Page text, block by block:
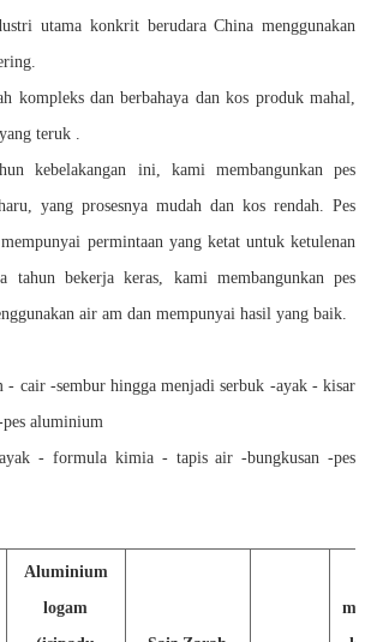
utama konkrit berudara China menggunakan
kompleks dan berbahaya dan kos produk mahal,
teruk .
kebelakangan ini, kami membangunkan pes
yang prosesnya mudah dan kos rendah. Pes
permintaan yang ketat untuk ketulenan
tahun bekerja keras, kami membangunkan pes
air am dan mempunyai hasil yang baik.
- cair -sembur hingga menjadi serbuk -ayak - kisar
aluminium
- formula kimia - tapis air -bungkusan -pes
Aluminium
logam